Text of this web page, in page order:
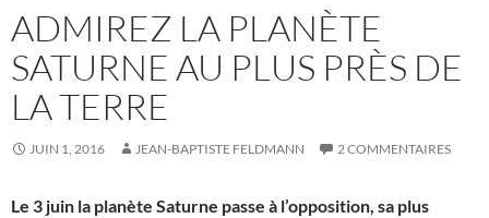
ADMIREZ LA PLANÈTE
SATURNE AU PLUS PRÈS DE
LA TERRE
JUIN 1, 2016 JEAN-BAPTISTE FELDMANN 2 COMMENTAIRES
Le 3 juin la planète Saturne passe à l’opposition, sa plus